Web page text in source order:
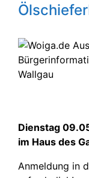
Dienstag
im Haus des
Anmeldung in